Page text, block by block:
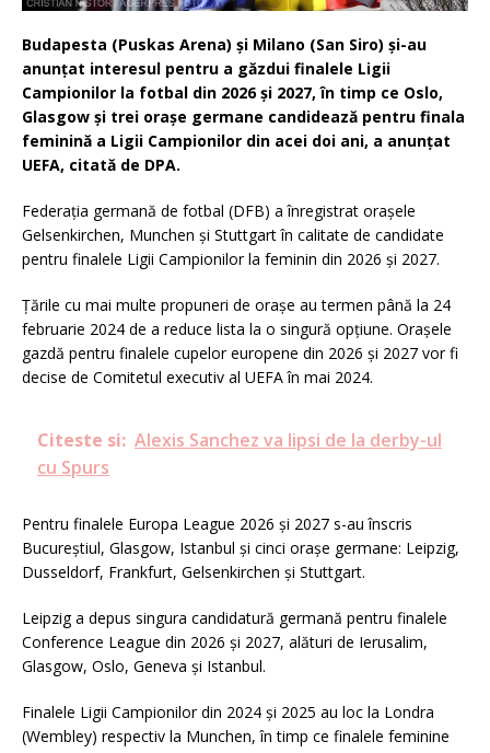
Budapesta (Puskas Arena) şi Milano (San Siro) şi-au
anunţat interesul pentru a găzdui finalele Ligii
Campionilor la fotbal din 2026 şi 2027, în timp ce Oslo,
Glasgow şi trei oraşe germane candidează pentru finala
feminină a Ligii Campionilor din acei doi ani, a anunţat
UEFA, citată de DPA.
Federaţia germană de fotbal (DFB) a înregistrat oraşele
Gelsenkirchen, Munchen şi Stuttgart în calitate de candidate
pentru finalele Ligii Campionilor la feminin din 2026 şi 2027.
Ţările cu mai multe propuneri de oraşe au termen până la 24
februarie 2024 de a reduce lista la o singură opţiune. Oraşele
gazdă pentru finalele cupelor europene din 2026 şi 2027 vor fi
decise de Comitetul executiv al UEFA în mai 2024.
Citeste si: Alexis Sanchez va lipsi de la derby-ul
cu Spurs
Pentru finalele Europa League 2026 şi 2027 s-au înscris
Bucureştiul, Glasgow, Istanbul şi cinci oraşe germane: Leipzig,
Dusseldorf, Frankfurt, Gelsenkirchen şi Stuttgart.
Leipzig a depus singura candidatură germană pentru finalele
Conference League din 2026 şi 2027, alături de Ierusalim,
Glasgow, Oslo, Geneva şi Istanbul.
Finalele Ligii Campionilor din 2024 şi 2025 au loc la Londra
(Wembley) respectiv la Munchen, în timp ce finalele feminine